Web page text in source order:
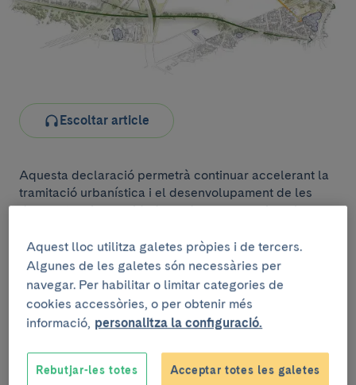
Escoltar article
Aquesta declaració permetrà continuar accelerant la
tramitació urbanística i el desenvolupament de les
dues actuacions, cridades a donar un nou impuls a
biomèdica del país i a consolidar Catalunya com un
dels principals pols europeus en salut i ciències de la
vida.
Prioritat institucional i
efectes concrets
Aquest lloc utilitza galetes pròpies i de tercers.
Algunes de les galetes són necessàries per
navegar. Per habilitar o limitar categories de
cookies accessòries, o per obtenir més
informació, personalitza la configuració.
Rebutjar-les totes Acceptar totes les galetes